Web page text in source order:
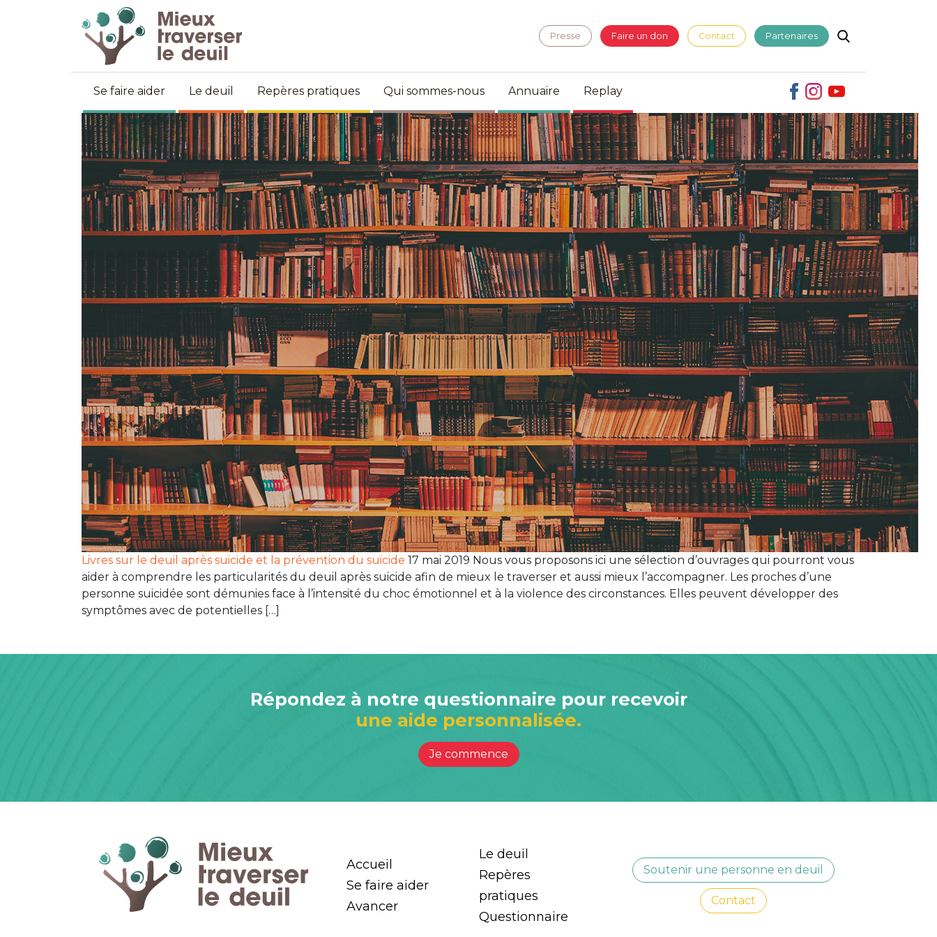
Presse Faire un don Contact Partenaires
Se faire aider Le deuil Repères pratiques Qui sommes-nous Annuaire Replay
Livres sur le deuil après suicide et la prévention du suicide 17 mai 2019 Nous vous proposons ici une sélection d’ouvrages qui pourront vous
aider à comprendre les particularités du deuil après suicide afin de mieux le traverser et aussi mieux l’accompagner. Les proches d’une
personne suicidée sont démunies face à l’intensité du choc émotionnel et à la violence des circonstances. Elles peuvent développer des
symptômes avec de potentielles […]
Répondez à notre questionnaire pour recevoir
une aide personnalisée.
Je commence
Accueil
Se faire aider
Avancer
Le deuil
Repères
pratiques
Questionnaire
Soutenir une personne en deuil
Contact